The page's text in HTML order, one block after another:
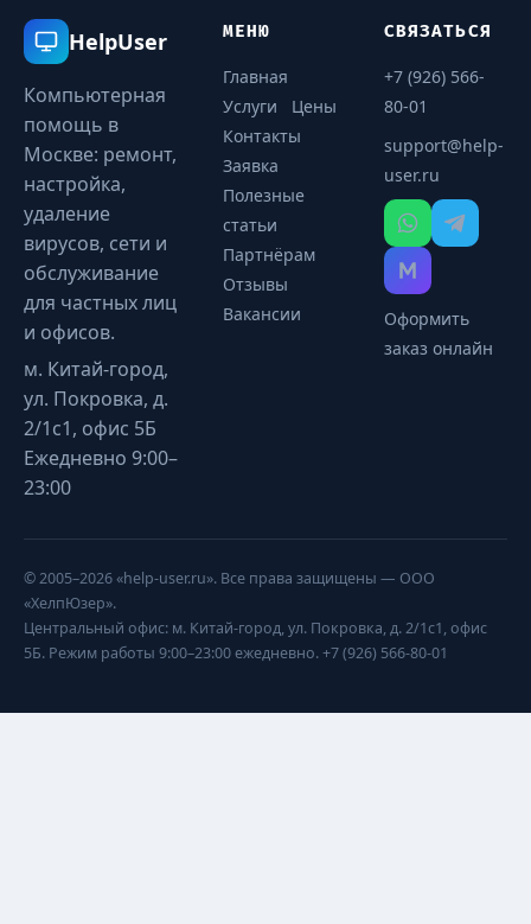
HelpUser
Компьютерная
помощь в
Москве: ремонт,
настройка,
удаление
вирусов, сети и
обслуживание
для частных лиц
и офисов.
м. Китай-город,
ул. Покровка, д.
2/1с1, офис 5Б
Ежедневно 9:00–
23:00
МЕНЮ
Главная
Услуги
Цены
Контакты
Заявка
Полезные
статьи
Партнёрам
Отзывы
Вакансии
СВЯЗАТЬСЯ
+7 (926) 566-
80-01
support@help-
user.ru
Оформить
заказ онлайн
© 2005–2026 «help-user.ru». Все права защищены — ООО
«ХелпЮзер».
Центральный офис: м. Китай-город, ул. Покровка, д. 2/1с1, офис
5Б. Режим работы 9:00–23:00 ежедневно. +7 (926) 566-80-01